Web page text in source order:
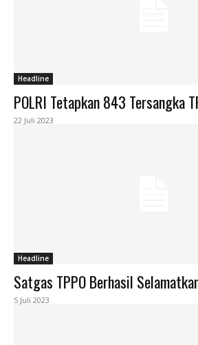
Headline
POLRI Tetapkan 843 Tersangka
22 Juli 2023
Headline
Satgas TPPO Berhasil
5 Juli 2023